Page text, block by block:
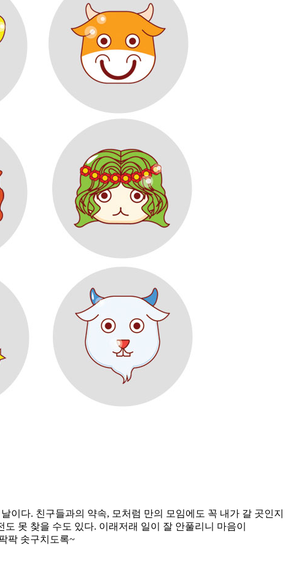
이다. 친구들과의 약속, 모처럼 만의 모임에도 꼭 내가 갈 곳인지
못 찾을 수도 있다. 이래저래 일이 잘 안풀리니 마음이
팍 솟구치도록~